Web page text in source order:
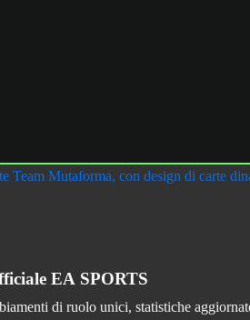
EA SPORTS
di ruolo unici, statistiche